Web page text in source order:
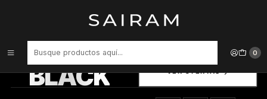
0
Perfume Auraa Desire Purple Bliss Unisex Extrait De Parfum 100 ml
BLACK
SELECCIONADOS